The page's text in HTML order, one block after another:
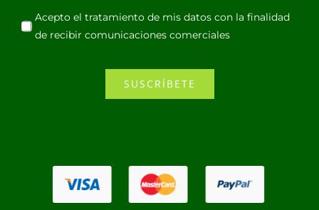
Acepto el tratamiento de mis datos con la finalidad
de recibir comunicaciones comerciales
SUSCRÍBETE